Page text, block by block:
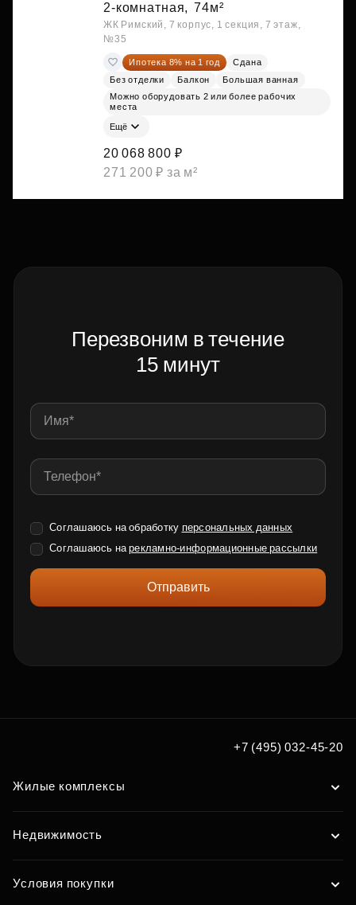
2-комнатная, 74м²
ЖК Римский, 7 корпус, 1 секция, 7 этаж,
№35
Ипотека 8% на 1 год
Сдана
Без отделки
Балкон
Большая ванная
Можно оборудовать 2 или более рабочих
места
Ещё
20 068 800 ₽
271 200 ₽ за м²
Перезвоним в течение
15 минут
Соглашаюсь на обработку персональных данных
Соглашаюсь нарекламно-информационные рассылки
Отправить
+7 (495) 032-45-20
Жилые комплексы
Недвижимость
Условия покупки